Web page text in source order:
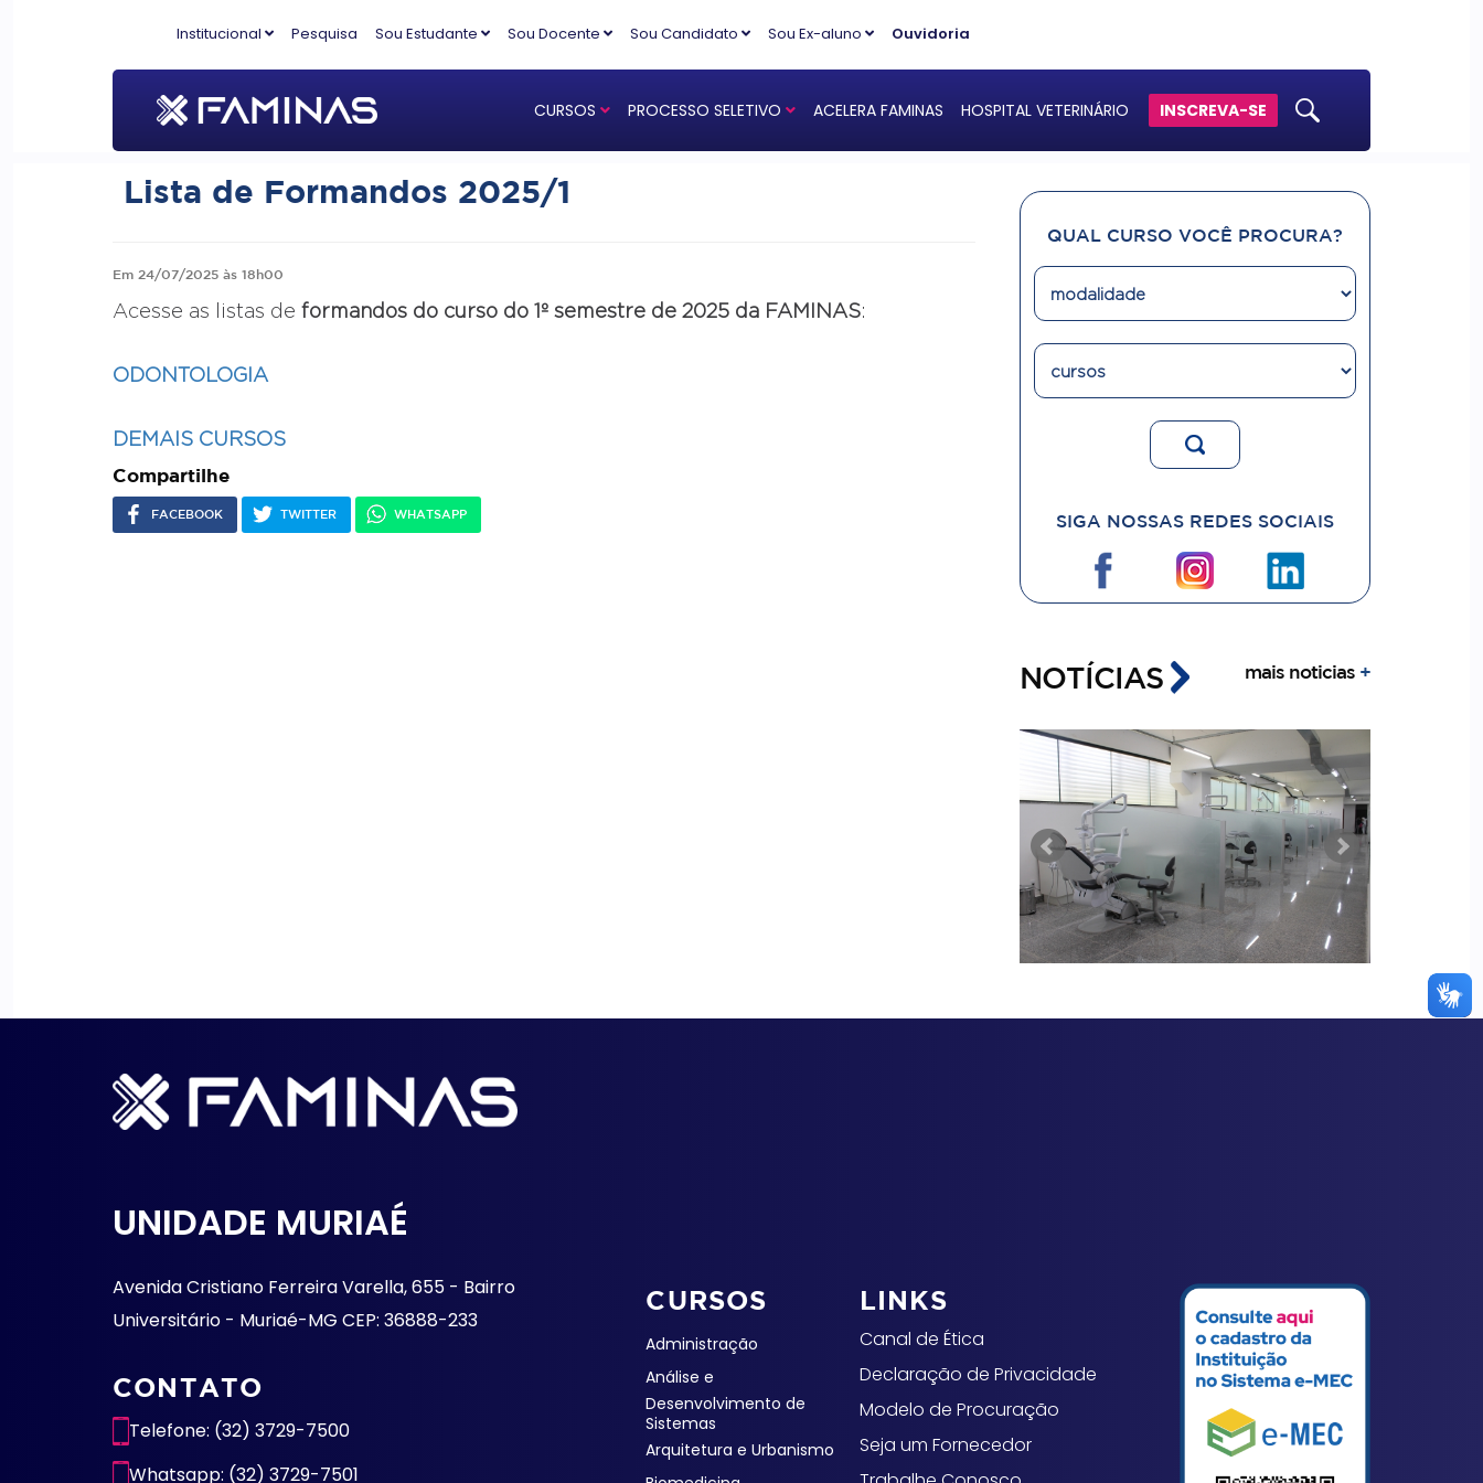
Institucional Pesquisa Sou Estudante Sou Docente Sou Candidato Sou Ex-aluno Ouvidoria
CURSOS PROCESSO SELETIVO ACELERA FAMINAS HOSPITAL VETERINÁRIO INSCREVA-SE
Lista de Formandos 2025/1
Em 24/07/2025 às 18h00
Acesse as listas de formandos do curso do 1º semestre de 2025 da FAMINAS:
ODONTOLOGIA
DEMAIS CURSOS
Compartilhe
FACEBOOK TWITTER WHATSAPP
QUAL CURSO VOCÊ PROCURA?
SIGA NOSSAS REDES SOCIAIS
NOTÍCIAS mais noticias +
UNIDADE MURIAÉ
Avenida Cristiano Ferreira Varella, 655 - Bairro
Universitário - Muriaé-MG CEP: 36888-233
CONTATO
Telefone: (32) 3729-7500
Whatsapp: (32) 3729-7501
CURSOS
Administração
Análise e
Desenvolvimento de
Sistemas
Arquitetura e Urbanismo
LINKS
Canal de Ética
Declaração de Privacidade
Modelo de Procuração
Seja um Fornecedor